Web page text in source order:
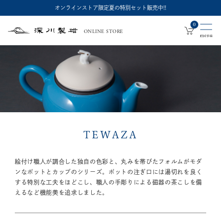
オンラインストア限定夏の特別セット販売中!!
深
製
磁
ONLINE STORE
0
TEWAZA
絵付け職人が調合した独自の色彩と、丸みを帯びたフォルムがモダ
ンなポットとカップのシリーズ。 ポットの注ぎ口には湯切れを良く
する特別な工夫をほどこし、職人の手彫りによる磁器の茶こしを備
えるなど機能美を追求しました。